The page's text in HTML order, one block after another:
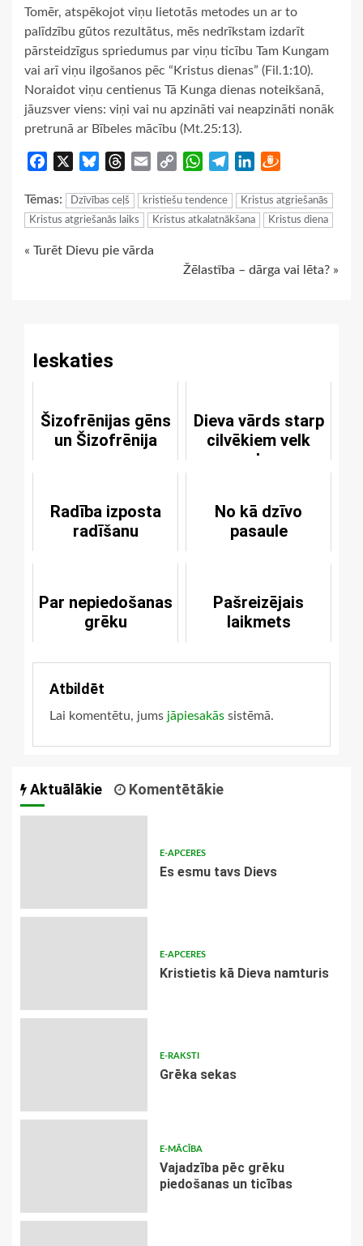
Tomēr, atspēkojot viņu lietotās metodes un ar to
palīdzību gūtos rezultātus, mēs nedrīkstam izdarīt
pārsteidzīgus spriedumus par viņu ticību Tam Kungam
vai arī viņu ilgošanos pēc “Kristus dienas” (Fil.1:10).
Noraidot viņu centienus Tā Kunga dienas noteikšanā,
jāuzsver viens: viņi vai nu apzināti vai neapzināti nonāk
pretrunā ar Bībeles mācību (Mt.25:13).
Facebook BlueskyThreads
Email
Copy
WhatsApp
TelegramLinkedIn
Tēmas: Dzīvības ceļš kristiešu tendence
Kristus atgriešanās
Kristus atgriešanās laiks
Kristus atkalatnākšana Kristus diena
Continue
« Turēt Dievu pie vārda
Žēlastība – dārga vai lēta? »
Ieskaties
Šizofrēnijas gēns
un Šizofrēnija
Dieva vārds starp
cilvēkiem velk
neredzamu
Radība izposta
radīšanu
No kā dzīvo
pasaule
Par nepiedošanas
grēku
Pašreizējais
laikmets
Atbildēt
Lai komentētu, jums jāpiesakās sistēmā.
Aktuālākie Komentētākie
E-APCERES
Es esmu tavs Dievs
E-APCERES
Kristietis kā Dieva namturis
E-RAKSTI
Grēka sekas
E-MĀCĪBA
Vajadzība pēc grēku
piedošanas un ticības